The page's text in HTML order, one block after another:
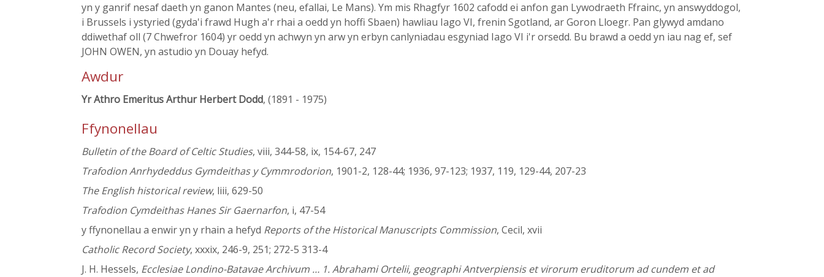
yn y ganrif nesaf daeth yn ganon Mantes (neu, efallai, Le Mans). Ym mis Rhagfyr 1602 cafodd ei anfon gan Lywodraeth Ffrainc, yn answyddogol,
i Brussels i ystyried (gyda'i frawd Hugh a'r rhai a oedd yn hoffi Sbaen) hawliau Iago VI, frenin Sgotland, ar Goron Lloegr. Pan glywyd amdano
ddiwethaf oll (7 Chwefror 1604) yr oedd yn achwyn yn arw yn erbyn canlyniadau esgyniad Iago VI i'r orsedd. Bu brawd a oedd yn iau nag ef, sef
JOHN OWEN, yn astudio yn Douay hefyd.
Awdur
Yr Athro Emeritus Arthur Herbert Dodd, (1891 - 1975)
Ffynonellau
Bulletin of the Board of Celtic Studies, viii, 344-58, ix, 154-67, 247
Trafodion Anrhydeddus Gymdeithas y Cymmrodorion, 1901-2, 128-44; 1936, 97-123; 1937, 119, 129-44, 207-23
The English historical review, liii, 629-50
Trafodion Cymdeithas Hanes Sir Gaernarfon, i, 47-54
y ffynonellau a enwir yn y rhain a hefyd Reports of the Historical Manuscripts Commission, Cecil, xvii
Catholic Record Society, xxxix, 246-9, 251; 272-5 313-4
J. H. Hessels, Ecclesiae Londino-Batavae Archivum … 1. Abrahami Ortelii, geographi Antverpiensis et virorum eruditorum ad cundem et ad